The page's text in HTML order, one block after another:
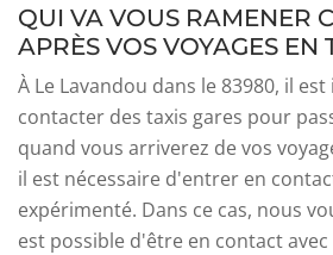
QUI VA VOUS RAMENER
APRÈS VOS VOYAGES EN
À Le Lavandou dans le 83980, il
contacter des taxis gares pour
quand vous arriverez de vos
il est nécessaire d'entrer en
expérimenté. Dans ce cas, nous
est possible d'être en contact